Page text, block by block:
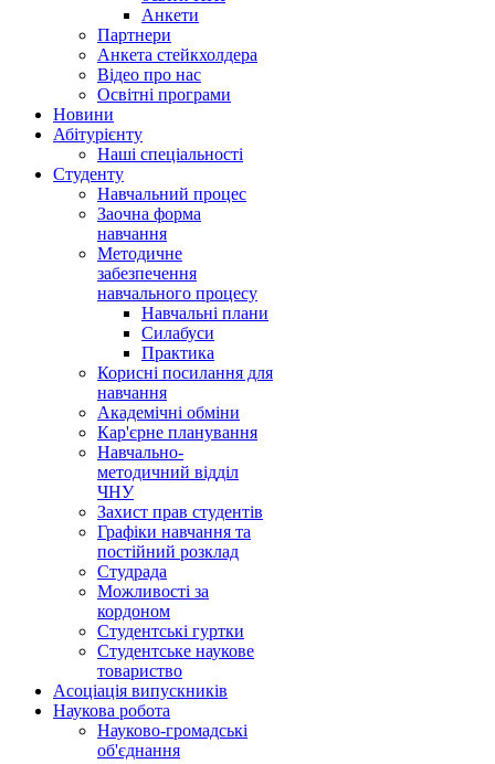
Анкети
Партнери
Анкета стейкхолдера
Відео про нас
Освітні програми
Hовини
Абітурієнту
Наші спеціальності
Студенту
Навчальний процес
Заочна форма
навчання
Методичне
забезпечення
навчального процесу
Навчальні плани
Силабуси
Практика
Корисні посилання для
навчання
Академічні обміни
Кар'єрне планування
Навчально-
методичний відділ
ЧНУ
Захист прав студентів
Графіки навчання та
постійний розклад
Студрада
Можливості за
кордоном
Студентські гуртки
Студентське наукове
товариство
Асоціація випускників
Наукова робота
Науково-громадські
об'єднання